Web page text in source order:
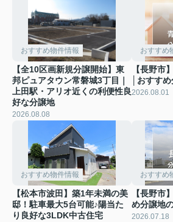
おすすめ物件情報
【全10区画新規分譲開始】東
邦ピュアタウン常磐城3丁目｜
上田駅・アリオ近くの利便性良
好な分譲地
2026.08.08
おすすめ
【長野市
│おすす
2026.08.01
おすすめ物件情報
【松本市波田】築1年未満の美
邸！駐車最大5台可能♪陽当た
り良好な3LDK中古住宅
おすすめ
【長野市
め分譲地
2026.07.18